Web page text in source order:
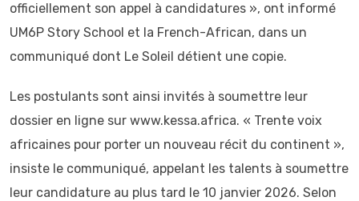
officiellement son appel à candidatures », ont informé
UM6P Story School et la French-African, dans un
communiqué dont Le Soleil détient une copie.
Les postulants sont ainsi invités à soumettre leur
dossier en ligne sur www.kessa.africa. « Trente voix
africaines pour porter un nouveau récit du continent »,
insiste le communiqué, appelant les talents à soumettre
leur candidature au plus tard le 10 janvier 2026. Selon